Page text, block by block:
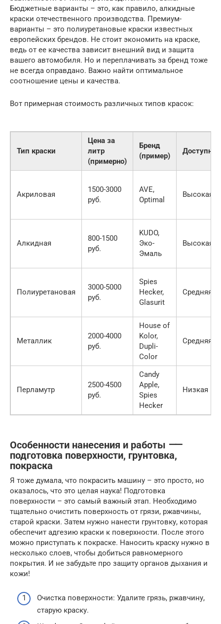
Бюджетные варианты – это, как правило, алкидные
краски отечественного производства. Премиум-
варианты – это полиуретановые краски известных
европейских брендов. Не стоит экономить на краске,
ведь от ее качества зависит внешний вид и защита
вашего автомобиля. Но и переплачивать за бренд тоже
не всегда оправдано. Важно найти оптимальное
соотношение цены и качества.
Вот примерная стоимость различных типов красок:
Тип краски
Цена за
литр
(примерно)
Бренд
(пример)
Акриловая
1500-3000
руб.
AVE,
Optimal
Высокая
Алкидная
800-1500
руб.
KUDO,
Эко-
Эмаль
Высокая
Полиуретановая
3000-5000
руб.
Spies
Hecker,
Glasurit
Средняя
Металлик
2000-4000
руб.
House of
Kolor,
Dupli-
Color
Средняя
Перламутр
2500-4500
руб.
Candy
Apple,
Spies
Hecker
Низкая
Особенности нанесения и работы ⸺
подготовка поверхности, грунтовка,
покраска
Я тоже думала, что покрасить машину – это просто, но
оказалось, что это целая наука! Подготовка
поверхности – это самый важный этап. Необходимо
тщательно очистить поверхность от грязи, ржавчины,
старой краски. Затем нужно нанести грунтовку, которая
обеспечит адгезию краски к поверхности. После этого
можно приступать к покраске. Наносить краску нужно в
несколько слоев, чтобы добиться равномерного
покрытия. И не забудьте про защиту органов дыхания и
кожи!
Очистка поверхности: Удалите грязь, ржавчину,
старую краску.